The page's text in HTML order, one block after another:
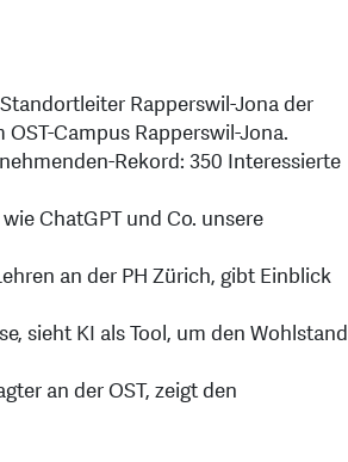
Rapperswil-Jona der
Campus Rapperswil-Jona.
Rekord: 350 Interessierte
ChatGPT und Co. unsere
an der PH Zürich, gibt Einblick
sieht KI als Tool, um den Wohlstand
an der OST, zeigt den